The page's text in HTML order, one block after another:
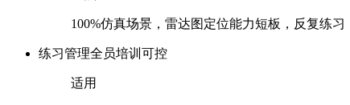
100%仿真场景，雷达图定位能力短板，反复练习
练习管理全员培训可控
适用